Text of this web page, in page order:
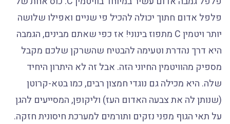
פלפל אדום חתוך יכולה להכיל פי שניים ואפילו שלושה
יותר ויטמין C מתפוז בינוני! אז כפי שאתם מבינים, הגמבה
היא דרך נהדרת וטעימה להבטיח שהשרקן שלכם מקבל
מספיק מהוויטמין החיוני הזה. אבל זה לא היתרון היחיד
שלה. היא מכילה גם נוגדי חמצון רבים, כמו בטא-קרוטן
(שנותן לה את צבעה האדום העז) וליקופן, המסייעים להגן
על תאי הגוף מפני נזקים ותורמים למערכת חיסונית חזקה.